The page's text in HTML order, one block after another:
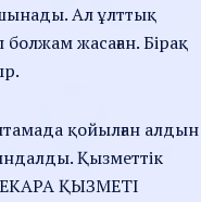
Ал ұлттық
жасаған. Бірақ
қойылған алдын
Қызметтік
ҚЫЗМЕТІ